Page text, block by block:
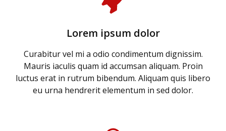
Lorem ipsum dolor
Curabitur vel mi a odio condimentum dignissim.
Mauris iaculis quam id accumsan aliquam. Proin
luctus erat in rutrum bibendum. Aliquam quis libero
eu urna hendrerit elementum in sed dolor.